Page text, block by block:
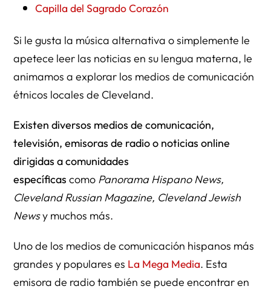
Capilla del Sagrado Corazón
Si le gusta la música alternativa o simplemente le
apetece leer las noticias en su lengua materna, le
animamos a explorar los medios de comunicación
étnicos locales de Cleveland.
Existen diversos medios de comunicación,
televisión, emisoras de radio o noticias online
dirigidas a comunidades
específicas como Panorama Hispano News,
Cleveland Russian Magazine, Cleveland Jewish
Newsy muchos más.
Uno de los medios de comunicación hispanos más
grandes y populares es La Mega Media. Esta
emisora de radio también se puede encontrar en